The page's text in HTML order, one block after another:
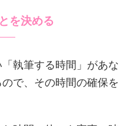
を決める
執筆する時間」があな
で、その時間の確保を